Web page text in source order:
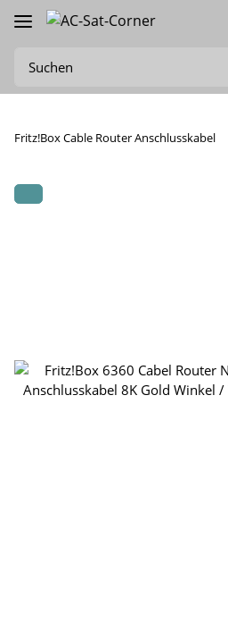
Fritz!Box Cable Router Anschlusskabel